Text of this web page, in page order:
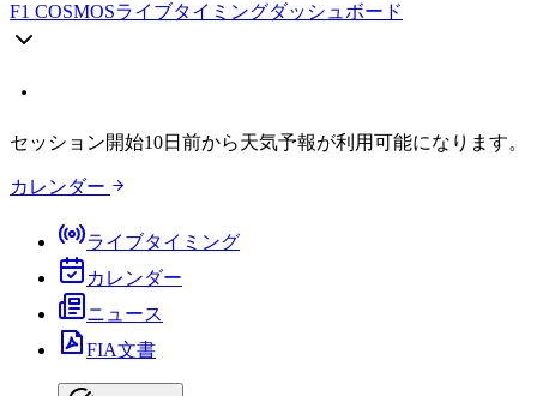
F1 COSMOSライブタイミングダッシュボード
セッション開始10日前から天気予報が利用可能になります。
カレンダー
ライブタイミング
カレンダー
ニュース
FIA文書